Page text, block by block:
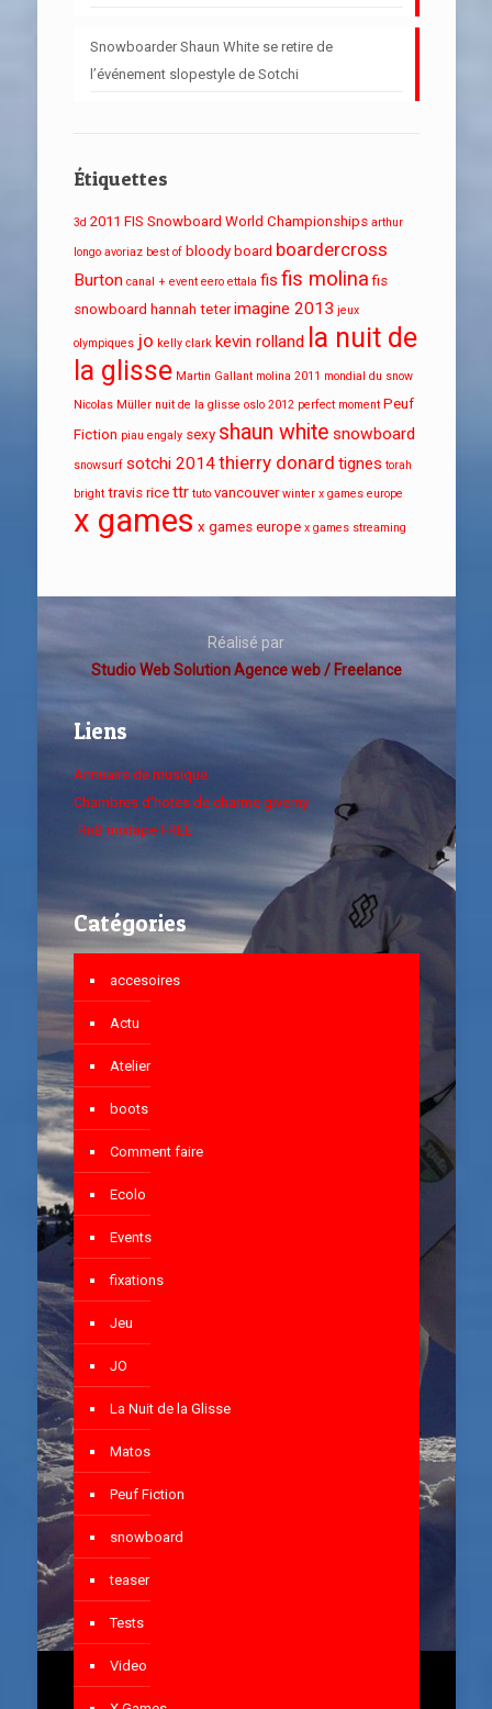
Snowboarder Shaun White se retire de
l’événement slopestyle de Sotchi
Étiquettes
3d 2011 FIS Snowboard World Championships arthur
longo avoriaz best of bloody board boardercross
Burton canal + event eero ettala fis fis molina fis
snowboard hannah teter imagine 2013 jeux
olympiques jo kelly clark kevin rolland la nuit de
la glisse Martin Gallant molina 2011 mondial du snow
Nicolas Müller nuit de la glisse oslo 2012 perfect moment Peuf
Fiction piau engaly sexy shaun white snowboard
snowsurf sotchi 2014thierry donard tignes torah
bright travis rice ttr tuto vancouver winter x games europe
x games x games europe x games streaming
Réalisé par
Studio Web Solution Agence web / Freelance
Liens
Annuaire de musique
Chambres d'hotes de charme giverny
RnB mixtape FREE
Catégories
accesoires
Actu
Atelier
boots
Comment faire
Ecolo
Events
fixations
Jeu
JO
La Nuit de la Glisse
Matos
Peuf Fiction
snowboard
teaser
Tests
Video